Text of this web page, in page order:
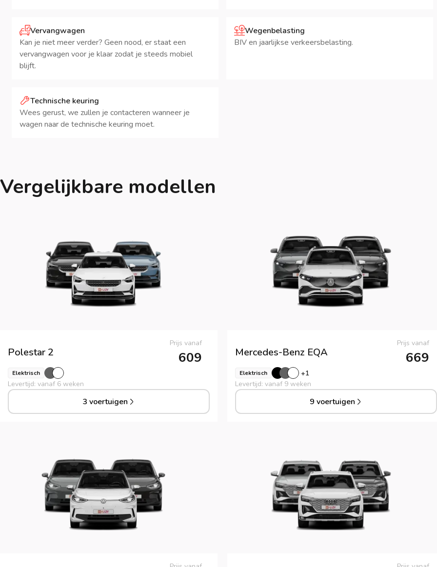
Vergelijkbare modellen
Polestar 2
Prijs vanaf
609
Elektrisch
Levertijd: vanaf 6 weken
3 voertuigen
Mercedes-Benz EQA
Prijs vanaf
669
Elektrisch +1
Levertijd: vanaf 9 weken
9 voertuigen
Vervangwagen
Kan je niet meer verder? Geen nood, er staat een
vervangwagen voor je klaar zodat je steeds mobiel
blijft.
Wegenbelasting
BIV en jaarlijkse verkeersbelasting.
Technische keuring
Wees gerust, we zullen je contacteren wanneer je
wagen naar de technische keuring moet.